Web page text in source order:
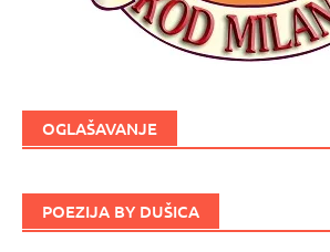
OGLAŠAVANJE
POEZIJA BY DUŠICA